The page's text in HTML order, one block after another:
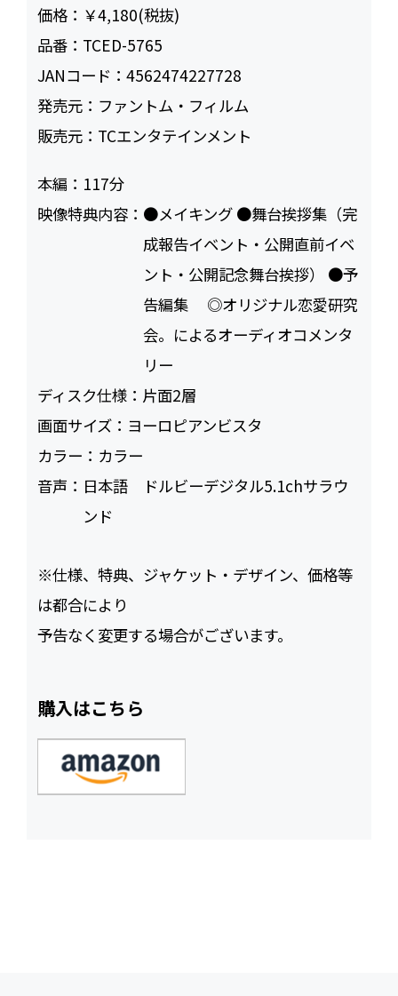
価格： ￥4,180(税抜)
品番： TCED-5765
JANコード：4562474227728
発売元： ファントム・フィルム
販売元： TCエンタテインメント
本編： 117
映像特典内容： ●メイキング ●舞台挨拶集（完
成報告イベント・公開直前イベ
ント・公開記念舞台挨拶） ●予
告編集 ◎オリジナル恋愛研究
会。によるオーディオコメンタ
リー
ディスク仕様： 片面2層
画面サイズ： ヨーロピアンビスタ
カラー： カラー
音声： 日本語 ドルビーデジタル5.1chサラウ
ンド
※仕様、特典、ジャケット・デザイン、価格等
は都合により
予告なく変更する場合がございます。
購入はこちら